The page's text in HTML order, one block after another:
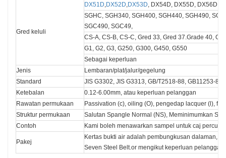
Gred keluli
DX51D,DX52D,DX53D, DX54D, DX55D, DX56D,
SGHC, SGH340, SGH400, SGH440, SGH490,
SGC490, SGC49,
CS-A, CS-B, CS-C, Gred 33, Gred 37.Grade 40,
G1, G2, G3, G250, G300, G450, G550
Sebagai keperluan
Jenis
Lembaran/plat/jalur/gegelung
Standard
JIS G3302, JIS G3313, GB/T2518-88, GB11253-
Ketebalan
0.12-6.00mm, atau keperluan pelanggan
Rawatan permukaan
Passivation (c), oiling (O), pengedap lacquer (l),
Struktur permukaan
Salutan Spangle Normal (NS), Meminimumkan
Contoh
Kami boleh menawarkan sampel untuk caj
Pakej
Kertas bukti air adalah pembungkusan dalaman,
Seven Steel Belt.or mengikut keperluan pelanggan